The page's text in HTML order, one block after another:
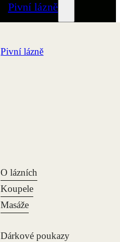
Pivní lázně
Pivní lázně
O lázních
Koupele
Masáže
Dárkové poukazy